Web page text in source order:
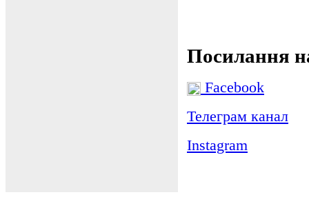
Посилання
Facebook
Телеграм канал
Instagram